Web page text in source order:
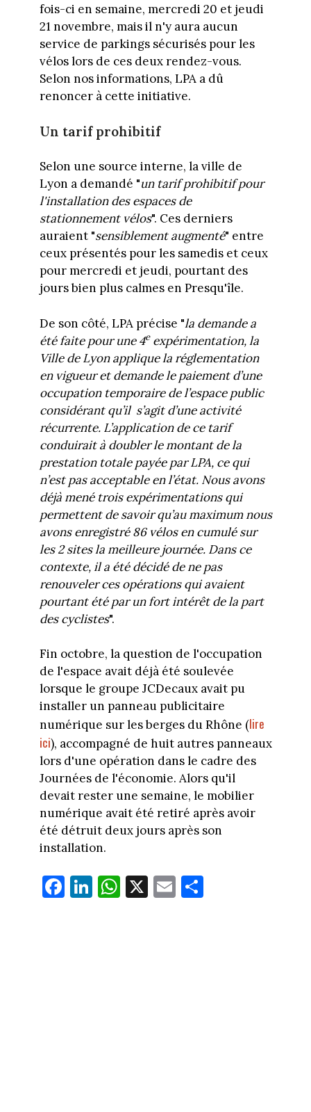
fois-ci en semaine, mercredi 20 et jeudi
21 novembre, mais il n'y aura aucun
service de parkings sécurisés pour les
vélos lors de ces deux rendez-vous.
Selon nos informations, LPA a dû
renoncer à cette initiative.
Un tarif prohibitif
Selon une source interne, la ville de
Lyon a demandé "un tarif prohibitif pour
l'installation des espaces de
stationnement vélos". Ces derniers
auraient "sensiblement augmenté" entre
ceux présentés pour les samedis et ceux
pour mercredi et jeudi, pourtant des
jours bien plus calmes en Presqu'île.
De son côté, LPA précise "la demande a
été faite pour une 4eexpérimentation, la
Ville de Lyon applique la réglementation
en vigueur et demande le paiement d’une
occupation temporaire de l’espace public
considérant qu’il s’agit d’une activité
récurrente. L’application de ce tarif
conduirait à doubler le montant de la
prestation totale payée par LPA, ce qui
n’est pas acceptable en l’état. Nous avons
déjà mené trois expérimentations qui
permettent de savoir qu’au maximum nous
avons enregistré 86 vélos en cumulé sur
les 2 sites la meilleure journée. Dans ce
contexte, il a été décidé de ne pas
renouveler ces opérations qui avaient
pourtant été par un fort intérêt de la part
des cyclistes".
Fin octobre, la question de l'occupation
de l'espace avait déjà été soulevée
lorsque le groupe JCDecaux avait pu
installer un panneau publicitaire
numérique sur les berges du Rhône (lire
ici), accompagné de huit autres panneaux
lors d'une opération dans le cadre des
Journées de l'économie. Alors qu'il
devait rester une semaine, le mobilier
numérique avait été retiré après avoir
été détruit deux jours après son
installation.
Fa
ce
Li
nk
W
ha
X E
m
Pa
rt